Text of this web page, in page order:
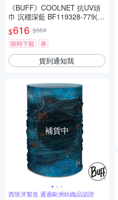
《BUFF》COOLNET 抗UV頭
巾 沉穩深藍 BF119328-779(路
跑/防曬/健行/單車/爬山/吸濕排
汗)
$616 $684
限時下殺
券
貨到通知我
補貨中
西班牙製造 通過歐洲紡織品認證